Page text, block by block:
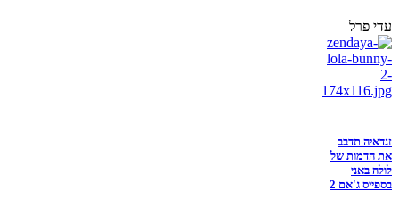
עדי פרל
זנדאיה תדבב
את הדמות של
לולה באני
בספייס ג'אם 2